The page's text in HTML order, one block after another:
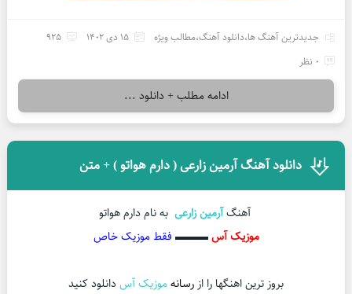
جدیدترین آهنگ ها،دانلود آهنگ،مطالب ویژه 15 دی 1402
925
0 نظر
ادامه مطلب + دانلود ...
دانلود آهنگ آرمین زارعی ( دارم هواتو ) + متن
آهنگآرمین زارعی به نام دارم هواتو
موزیک آس▬▬▬ فقط موزیک خاص
بروز ترین اهنگها را از رسانهموزیک آسدانلود کنید